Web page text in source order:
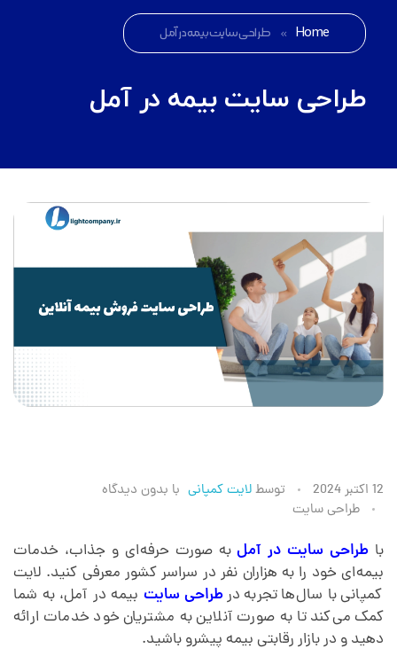
Home
» طراحی سایت بیمه در آمل
طراحی سایت بیمه در آمل
ط
ر
ا
ح
12 اکتبر 2024 توسطلایت کمپانی با بدون دیدگاه
طراحی سایت
با طراحی سایت در آملبه صورت حرفه‌ای و جذاب، خدمات
بیمه‌ای خود را به هزاران نفر در سراسر کشور معرفی کنید. لایت
کمپانی با سال‌ها تجربه درطراحی سایت‌ بیمه در آمل، به شما
کمک می‌کند تا به صورت آنلاین به مشتریان خود خدمات ارائه
دهید و در بازار رقابتی بیمه پیشرو باشید.